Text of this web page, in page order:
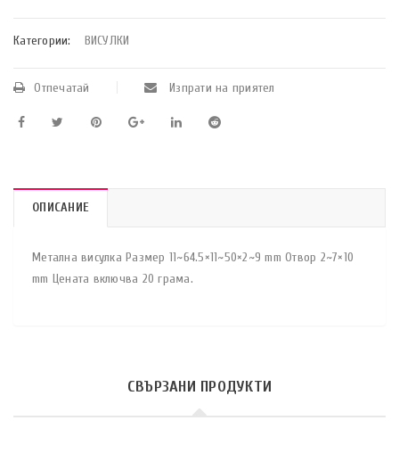
Категории: ВИСУЛКИ
Отпечатай Изпрати на приятел
ОПИСАНИЕ
Метална висулка Размер 11~64.5×11~50×2~9 mm Отвор 2~7×10
mm Цената включва 20 грама.
СВЪРЗАНИ ПРОДУКТИ